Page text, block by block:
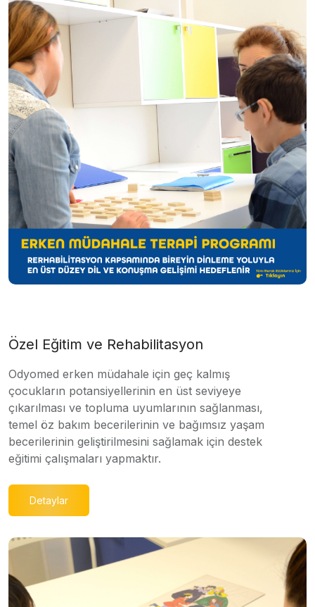
Özel Eğitim ve Rehabilitasyon
Odyomed erken müdahale için geç kalmış
çocukların potansiyellerinin en üst seviyeye
çıkarılması ve topluma uyumlarının sağlanması,
temel öz bakım becerilerinin ve bağımsız yaşam
becerilerinin geliştirilmesini sağlamak için destek
eğitimi çalışmaları yapmaktır.
Detaylar